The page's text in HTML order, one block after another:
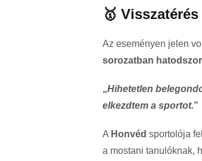
🥇
Az eseményen jelen
sorozatban hatodszor
„Hihetetlen
elkezdtem a sportot.”
A Honvéd sportolója
a mostani tanulóknak,